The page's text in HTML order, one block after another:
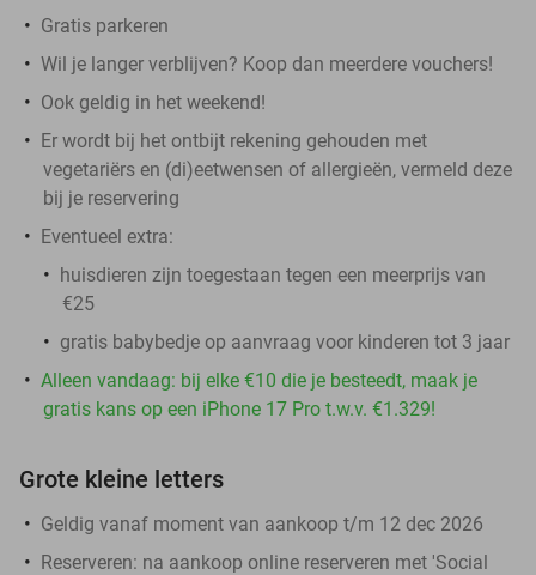
Gratis parkeren
Wil je langer verblijven? Koop dan meerdere vouchers!
Ook geldig in het weekend!
Er wordt bij het ontbijt rekening gehouden met
vegetariërs en (di)eetwensen of allergieën, vermeld deze
bij je reservering
Eventueel extra:
huisdieren zijn toegestaan tegen een meerprijs van
€25
gratis babybedje op aanvraag voor kinderen tot 3 jaar
Alleen vandaag: bij elke €10 die je besteedt, maak je
gratis kans op een iPhone 17 Pro t.w.v. €1.329!
Grote kleine letters
Geldig vanaf moment van aankoop t/m 12 dec 2026
Reserveren: na aankoop online reserveren met 'Social